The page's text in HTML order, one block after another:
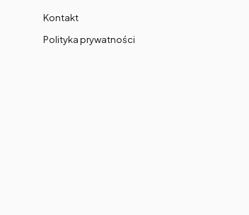
Kontakt
Polityka prywatności